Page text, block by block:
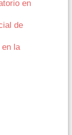
en
de
en la